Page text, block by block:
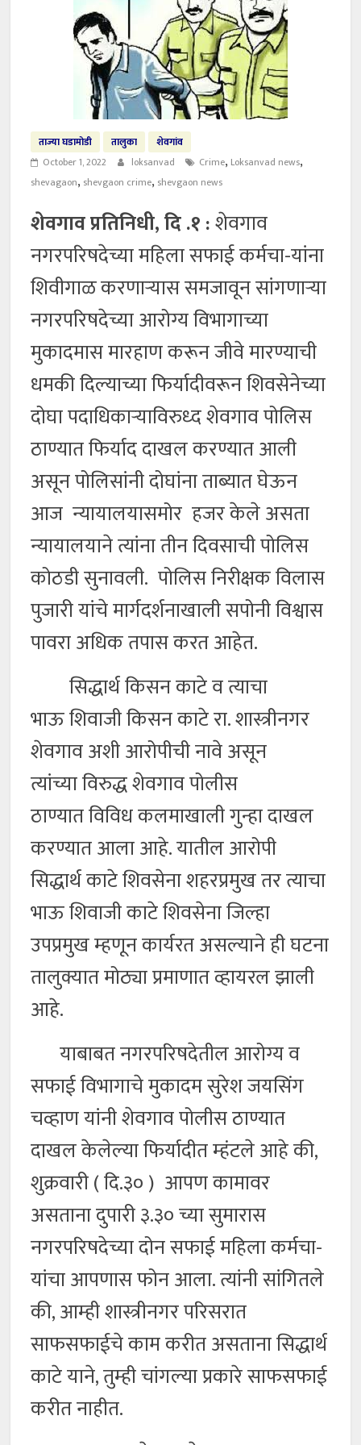
ताज्या घडामोडी तालुका
शेवगांव
October 1, 2022
loksanvad Crime, Loksanvad news,
shevagaon, shevgaon crime, shevgaon news
शेवगाव प्रतिनिधी, दि .१ :शेवगाव
नगरपरिषदेच्या महिला सफाई कर्मचा-यांना
शिवीगाळ करणाऱ्यास समजावून सांगणाऱ्या
नगरपरिषदेच्या आरोग्य विभागाच्या
मुकादमास मारहाण करून जीवे मारण्याची
धमकी दिल्याच्या फिर्यादीवरून शिवसेनेच्या
दोघा पदाधिकाऱ्याविरुध्द शेवगाव पोलिस
ठाण्यात फिर्याद दाखल करण्यात आली
असून पोलिसांनी दोघांना ताब्यात घेऊन
आज न्यायालयासमोर हजर केले असता
न्यायालयाने त्यांना तीन दिवसाची पोलिस
कोठडी सुनावली. पोलिस निरीक्षक विलास
पुजारी यांचे मार्गदर्शनाखाली सपोनी विश्वास
पावरा अधिक तपास करत आहेत.
सिद्धार्थ किसन काटे व त्याचा
भाऊ शिवाजी किसन काटे रा. शास्त्रीनगर
शेवगाव अशी आरोपीची नावे असून
त्यांच्या विरुद्ध शेवगाव पोलीस
ठाण्यात विविध कलमाखाली गुन्हा दाखल
करण्यात आला आहे. यातील आरोपी
सिद्धार्थ काटे शिवसेना शहरप्रमुख तर त्याचा
भाऊ शिवाजी काटे शिवसेना जिल्हा
उपप्रमुख म्हणून कार्यरत असल्याने ही घटना
तालुक्यात मोठ्या प्रमाणात व्हायरल झाली
आहे.
याबाबत नगरपरिषदेतील आरोग्य व
सफाई विभागाचे मुकादम सुरेश जयसिंग
चव्हाण यांनी शेवगाव पोलीस ठाण्यात
दाखल केलेल्या फिर्यादीत म्हंटले आहे की,
शुक्रवारी ( दि.३० ) आपण कामावर
असताना दुपारी ३.३० च्या सुमारास
नगरपरिषदेच्या दोन सफाई महिला कर्मचा-
यांचा आपणास फोन आला. त्यांनी सांगितले
की, आम्ही शास्त्रीनगर परिसरात
साफसफाईचे काम करीत असताना सिद्धार्थ
काटे याने, तुम्ही चांगल्या प्रकारे साफसफाई
करीत नाहीत.